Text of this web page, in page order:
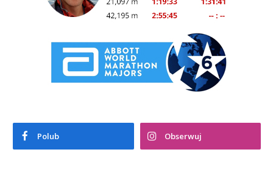
Polub Obserwuj